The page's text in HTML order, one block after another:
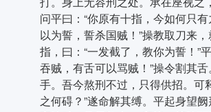
问平曰：“你原有十指，今如何只有
以为誓，誓杀国贼！”操教取刀来
指，曰：“一发截了，教你为誓！”
吞贼，有舌可以骂贼！”操令割其
手。吾今熬刑不过，只得供招。可
之何碍？”遂命解其缚。平起身望